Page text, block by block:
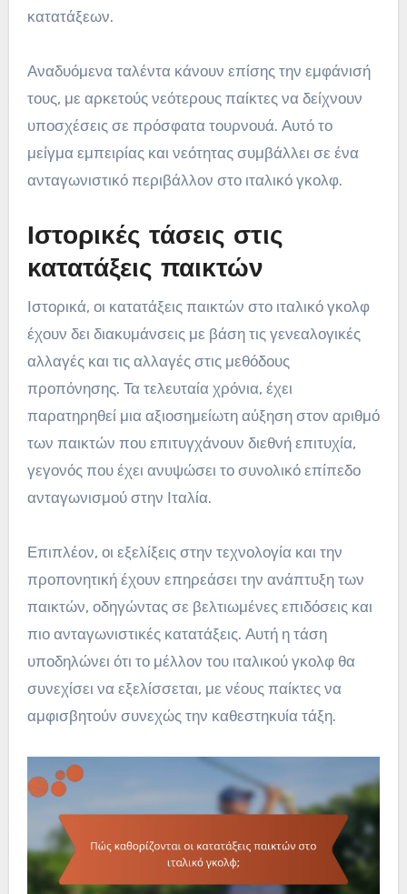
κατατάξεων.
Αναδυόμενα ταλέντα κάνουν επίσης την εμφάνισή
τους, με αρκετούς νεότερους παίκτες να δείχνουν
υποσχέσεις σε πρόσφατα τουρνουά. Αυτό το
μείγμα εμπειρίας και νεότητας συμβάλλει σε ένα
ανταγωνιστικό περιβάλλον στο ιταλικό γκολφ.
Ιστορικές τάσεις στις
κατατάξεις παικτών
Ιστορικά, οι κατατάξεις παικτών στο ιταλικό γκολφ
έχουν δει διακυμάνσεις με βάση τις γενεαλογικές
αλλαγές και τις αλλαγές στις μεθόδους
προπόνησης. Τα τελευταία χρόνια, έχει
παρατηρηθεί μια αξιοσημείωτη αύξηση στον αριθμό
των παικτών που επιτυγχάνουν διεθνή επιτυχία,
γεγονός που έχει ανυψώσει το συνολικό επίπεδο
ανταγωνισμού στην Ιταλία.
Επιπλέον, οι εξελίξεις στην τεχνολογία και την
προπονητική έχουν επηρεάσει την ανάπτυξη των
παικτών, οδηγώντας σε βελτιωμένες επιδόσεις και
πιο ανταγωνιστικές κατατάξεις. Αυτή η τάση
υποδηλώνει ότι το μέλλον του ιταλικού γκολφ θα
συνεχίσει να εξελίσσεται, με νέους παίκτες να
αμφισβητούν συνεχώς την καθεστηκυία τάξη.